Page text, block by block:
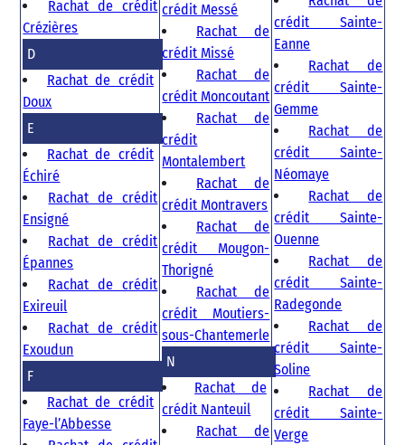
Rachat de crédit
Crézières
D
Rachat de crédit
Doux
E
Rachat de crédit
Échiré
Rachat de crédit
Ensigné
Rachat de crédit
Épannes
Rachat de crédit
Exireuil
Rachat de crédit
Exoudun
F
Rachat de crédit
Faye-l’Abbesse
crédit Messé
Rachat de
crédit Missé
Rachat de
crédit Moncoutant
Rachat de
crédit
Montalembert
Rachat de
crédit Montravers
Rachat de
crédit Mougon-
Thorigné
Rachat de
crédit Moutiers-
sous-Chantemerle
N
Rachat de
crédit Nanteuil
Rachat de
crédit Sainte-
Eanne
Rachat de
crédit Sainte-
Gemme
Rachat de
crédit Sainte-
Néomaye
Rachat de
crédit Sainte-
Ouenne
Rachat de
crédit Sainte-
Radegonde
Rachat de
crédit Sainte-
Soline
Rachat de
crédit Sainte-
Verge